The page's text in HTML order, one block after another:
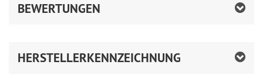
BEWERTUNGEN
HERSTELLERKENNZEICHNUNG